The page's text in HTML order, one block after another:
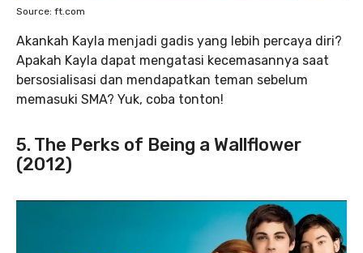
Source: ft.com
Akankah Kayla menjadi gadis yang lebih percaya diri?
Apakah Kayla dapat mengatasi kecemasannya saat
bersosialisasi dan mendapatkan teman sebelum
memasuki SMA? Yuk, coba tonton!
5. The Perks of Being a Wallflower
(2012)